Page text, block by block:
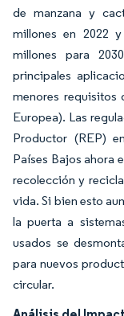
de manzana y
millones en 2022
millones para
principales
menores requisitos
Europea). Las
Productor (REP)
Países Bajos ahora
recolección y
vida. Si bien esto
la puerta a
usados se
para nuevos
circular.